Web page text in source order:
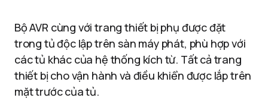
Bộ AVR cùng với trang thiết bị phụ được đặt
trong tủ độc lập trên sàn máy phát, phù hợp với
các tủ khác của hệ thống kích từ. Tất cả trang
thiết bị cho vận hành và điều khiển được lắp trên
mặt trước của tủ.